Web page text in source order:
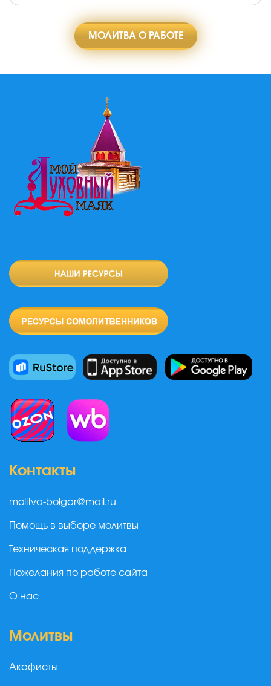
МОЛИТВА О РАБОТЕ
Контакты
molitva-bolgar@mail.ru
Помощь в выборе молитвы
Техническая поддержка
Пожелания по работе сайта
О нас
Молитвы
Акафисты